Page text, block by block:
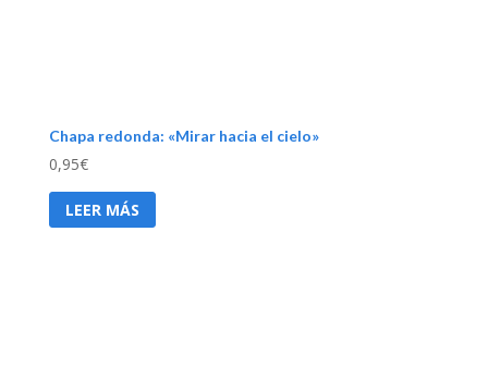
Chapa redonda: «Mirar hacia el cielo»
0,95€
LEER MÁS